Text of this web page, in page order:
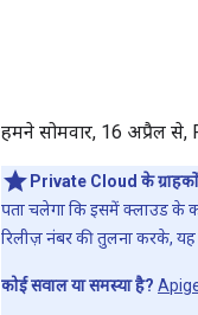
हमने सोमवार, 16 अप्रैल से,
Private Cloud के
पता चलेगा कि इसमें क्लाउड के
रिलीज़ नंबर की तुलना करके,
कोई सवाल या समस्या है?